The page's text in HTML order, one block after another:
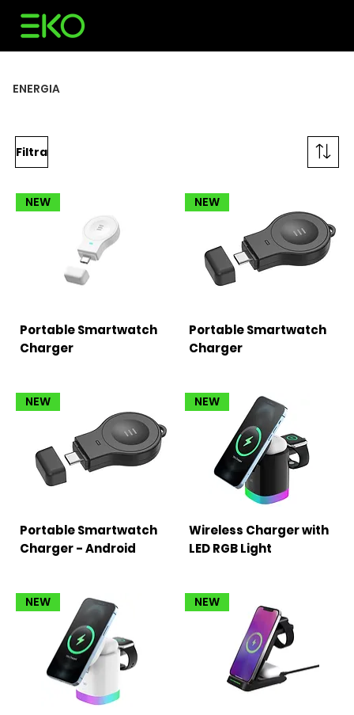
ENERGIA
Filtra
NEW
Portable Smartwatch
Charger
NEW
Portable Smartwatch
Charger
NEW
Portable Smartwatch
Charger - Android
NEW
Wireless Charger with
LED RGB Light
NEW NEW